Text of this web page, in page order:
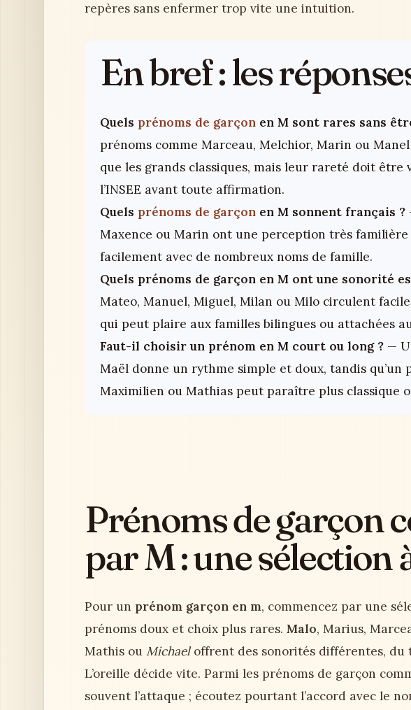
repères sans enfermer trop vite une intuition.
En bref : les
Quels prénoms de garçon en M sont rares sans
prénoms comme Marceau, Melchior, Marin ou
que les grands classiques, mais leur rareté doit être
l’INSEE avant toute affirmation.
Quels prénoms de garçon en M sonnent français ?
Maxence ou Marin ont une perception très familière
facilement avec de nombreux noms de famille.
Quels prénoms de garçon en M ont une sonorité
Mateo, Manuel, Miguel, Milan ou Milo circulent
qui peut plaire aux familles bilingues ou attachées
Faut-il choisir un prénom en M court ou long ? —
Maël donne un rythme simple et doux, tandis qu’un
Maximilien ou Mathias peut paraître plus classique
Prénoms de garçon
par M : une
Pour un prénom garçon en m, commencez par une
prénoms doux et choix plus rares. Malo, Marius,
Mathis ou Michaeloffrent des sonorités différentes, du
L’oreille décide vite. Parmi les prénoms de garçon
souvent l’attaque ; écoutez pourtant l’accord avec le